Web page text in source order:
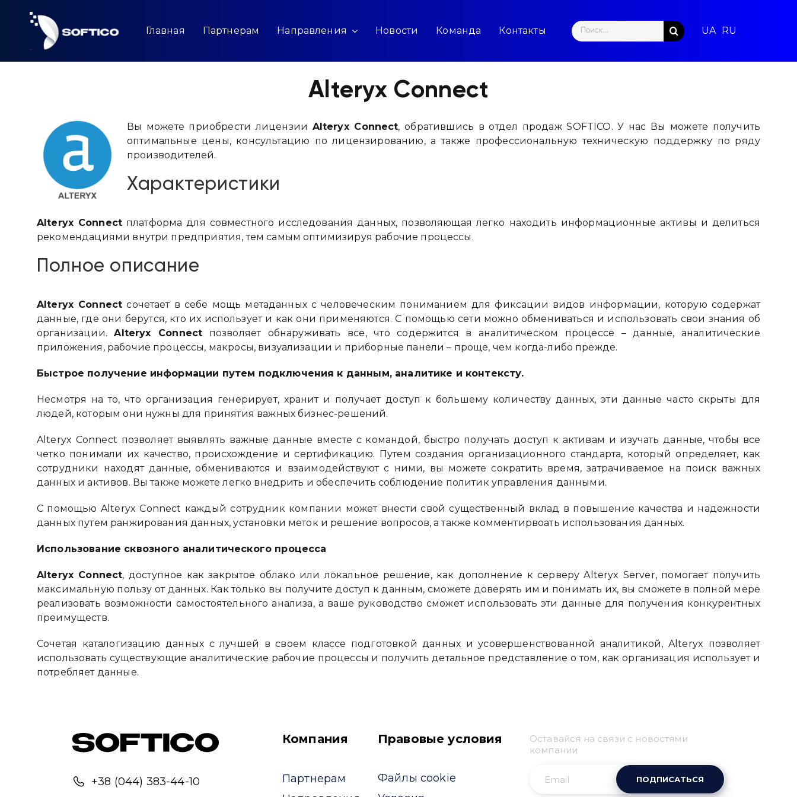
content
Главная Партнерам Направления Новости Команда Контакты
Search
for:
Alteryx Connect
Вы можете приобрести лицензии Alteryx Connect, обратившись в отдел продаж SOFTICO. У нас Вы можете получить
оптимальные цены, консультацию по лицензированию, а также профессиональную техническую поддержку по ряду
производителей.
Характеристики
Alteryx Connect платформа для совместного исследования данных, позволяющая легко находить информационные активы и делиться
рекомендациями внутри предприятия, тем самым оптимизируя рабочие процессы.
Полное описание
Alteryx Connect сочетает в себе мощь метаданных с человеческим пониманием для фиксации видов информации, которую содержат
данные, где они берутся, кто их использует и как они применяются. С помощью сети можно обмениваться и использовать свои знания об
организации.Alteryx Connect позволяет обнаруживать все, что содержится в аналитическом процессе – данные, аналитические
приложения, рабочие процессы, макросы, визуализации и приборные панели – проще, чем когда-либо прежде.
Быстрое получение информации путем подключения к данным, аналитике и контексту.
Несмотря на то, что организация генерирует, хранит и получает доступ к большему количеству данных, эти данные часто скрыты для
людей, которым они нужны для принятия важных бизнес-решений.
Alteryx Connect позволяет выявлять важные данные вместе с командой, быстро получать доступ к активам и изучать данные, чтобы все
четко понимали их качество, происхождение и сертификацию. Путем создания организационного стандарта, который определяет, как
сотрудники находят данные, обмениваются и взаимодействуют с ними, вы можете сократить время, затрачиваемое на поиск важных
данных и активов. Вы также можете легко внедрить и обеспечить соблюдение политик управления данными.
С помощью Alteryx Connect каждый сотрудник компании может внести свой существенный вклад в повышение качества и надежности
данных путем ранжирования данных, установки меток и решение вопросов, а также комментирвоать использования данных.
Использование сквозного аналитического процесса
Alteryx Connect, доступное как закрытое облако или локальное решение, как дополнение к серверу Alteryx Server, помогает получить
максимальную пользу от данных. Как только вы получите доступ к данным, сможете доверять им и понимать их, вы сможете в полной мере
реализовать возможности самостоятельного анализа, а ваше руководство сможет использовать эти данные для получения конкурентных
преимуществ.
Сочетая каталогизацию данных с лучшей в своем классе подготовкой данных и усовершенствованной аналитикой, Alteryx позволяет
использовать существующие аналитические рабочие процессы и получить детальное представление о том, как организация использует и
потребляет данные.
+38 (044) 383-44-10
Компания
Партнерам
Правовые условия
Файлы cookie
Оставайся на связи с новостями
компании
ПОДПИСАТЬСЯ
Ми зазвичай відповідаємо дуже швидко
Надіслати повідомлення